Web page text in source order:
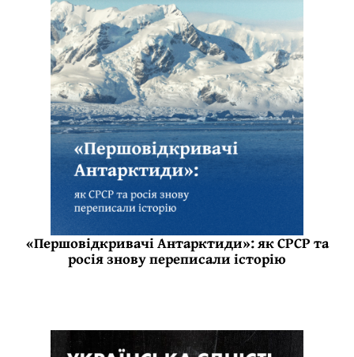
«Першовідкривачі Антарктиди»: як СРСР та
росія знову переписали історію